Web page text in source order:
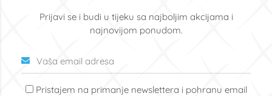
Prijavi se i budi u tijeku sa najboljim akcijama i
najnovijom ponudom.
Pristajem na primanje newslettera i pohranu email